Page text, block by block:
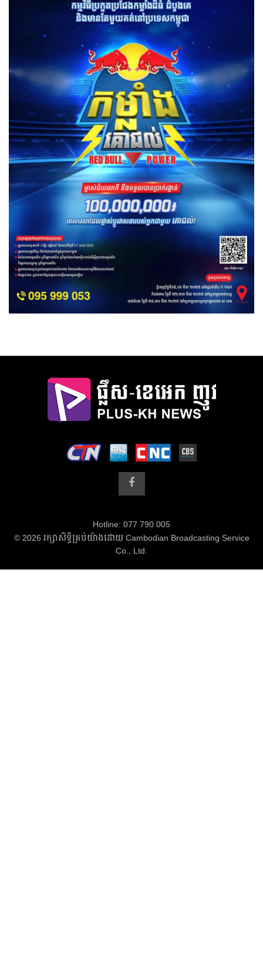
Hotline: 077 790 005
© 2026 រក្សាសិទ្ធិគ្រប់យ៉ាងដោយ Cambodian Broadcasting Service
Co., Ltd.